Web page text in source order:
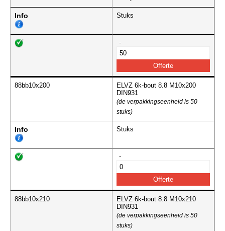
Info Stuks
-
88bb10x200
ELVZ 6k-bout 8.8 M10x200
DIN931
(de verpakkingseenheid is 50
stuks)
Info Stuks
-
88bb10x210
ELVZ 6k-bout 8.8 M10x210
DIN931
(de verpakkingseenheid is 50
stuks)